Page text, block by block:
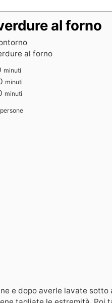
al forno
al forno
minuti
minuti
minuti
persone
e dopo averle lavate